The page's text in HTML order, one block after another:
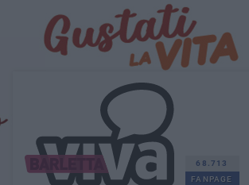
68.713
FANPAGE